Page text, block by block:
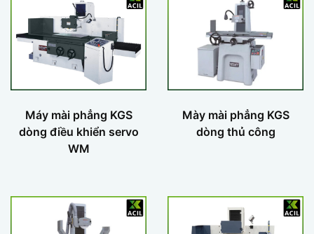
Máy mài phẳng KGS
dòng điều khiển servo
WM
Mày mài phẳng KGS
dòng thủ công